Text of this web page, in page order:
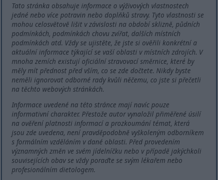
Tato stránka obsahuje informace o výživových vlastnostech
jedné nebo více potravin nebo doplňků stravy. Tyto vlastnosti se
mohou celosvětově lišit v závislosti na období sklizně, půdních
podmínkách, podmínkách chovu zvířat, dalších místních
podmínkách atd. Vždy se ujistěte, že jste si ověřili konkrétní a
aktuální informace týkající se vaší oblasti v místních zdrojích. V
mnoha zemích existují oficiální stravovací směrnice, které by
měly mít přednost před vším, co se zde dočtete. Nikdy byste
neměli ignorovat odborné rady kvůli něčemu, co jste si přečetli
na těchto webových stránkách.
Informace uvedené na této stránce mají navíc pouze
informativní charakter. Přestože autor vynaložil přiměřené úsilí
na ověření platnosti informací a prozkoumání témat, která
jsou zde uvedena, není pravděpodobně vyškoleným odborníkem
s formálním vzděláním v dané oblasti. Před provedením
významných změn ve svém jídelníčku nebo v případě jakýchkoli
souvisejících obav se vždy poraďte se svým lékařem nebo
profesionálním dietologem.